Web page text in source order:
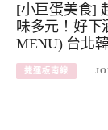
[小巨蛋美食]
味多元！好下
MENU) 台北
捷運板南線